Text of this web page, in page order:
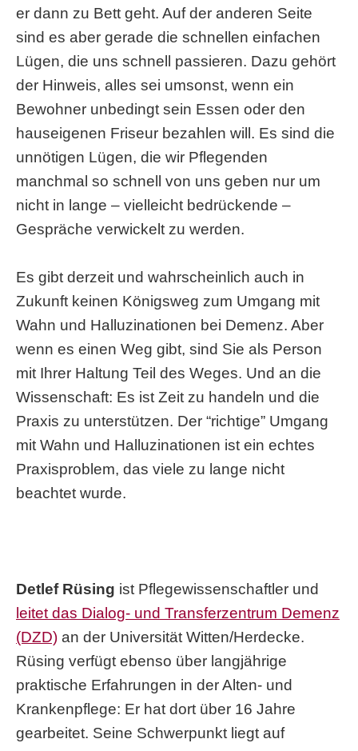
er dann zu Bett geht. Auf der anderen Seite
sind es aber gerade die schnellen einfachen
Lügen, die uns schnell passieren. Dazu gehört
der Hinweis, alles sei umsonst, wenn ein
Bewohner unbedingt sein Essen oder den
hauseigenen Friseur bezahlen will. Es sind die
unnötigen Lügen, die wir Pflegenden
manchmal so schnell von uns geben nur um
nicht in lange – vielleicht bedrückende –
Gespräche verwickelt zu werden.
Es gibt derzeit und wahrscheinlich auch in
Zukunft keinen Königsweg zum Umgang mit
Wahn und Halluzinationen bei Demenz. Aber
wenn es einen Weg gibt, sind Sie als Person
mit Ihrer Haltung Teil des Weges. Und an die
Wissenschaft: Es ist Zeit zu handeln und die
Praxis zu unterstützen. Der “richtige” Umgang
mit Wahn und Halluzinationen ist ein echtes
Praxisproblem, das viele zu lange nicht
beachtet wurde.
Detlef Rüsing ist Pflegewissenschaftler und
leitet das Dialog- und Transferzentrum Demenz
(DZD) an der Universität Witten/Herdecke.
Rüsing verfügt ebenso über langjährige
praktische Erfahrungen in der Alten- und
Krankenpflege: Er hat dort über 16 Jahre
gearbeitet. Seine Schwerpunkt liegt auf